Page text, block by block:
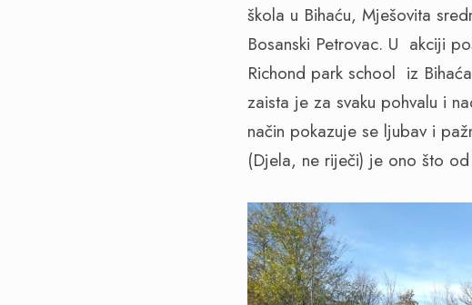
škola u Bihaću, Mješovita
Bosanski Petrovac. U akciji
Richond park school iz
zaista je za svaku pohvalu i
način pokazuje se ljubav i
(Djela, ne riječi) je ono što od